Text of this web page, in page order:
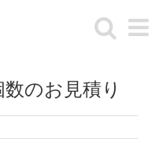
のお見積り